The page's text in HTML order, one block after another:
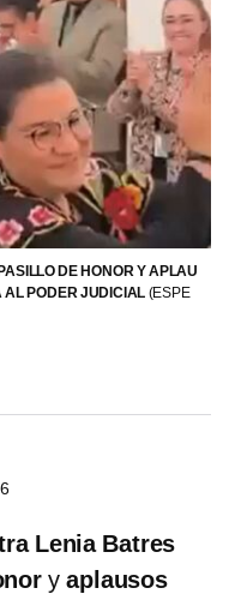
DE HONOR Y APLAU
AL PODER JUDICIAL (ESPE
Lenia Batres
yaplausos